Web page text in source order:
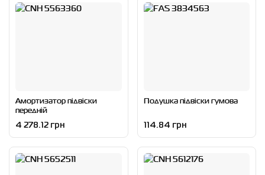
Амортизатор підвіски
передній
4 278.12 грн
Подушка підвіски гумова
114.84 грн